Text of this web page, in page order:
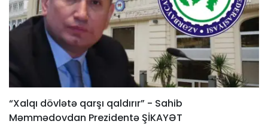
“Xalqı dövlətə qarşı qaldırır” - Sahib
Məmmədovdan Prezidentə ŞİKAYƏT